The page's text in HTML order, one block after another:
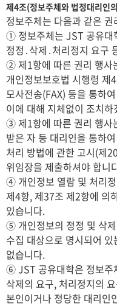
제4조(정보주체와 법정대리인
정보주체는 다음과 같은
① 정보주체는 JST 공유대
정정․삭제․처리정지 요구
② 제1항에 따른 권리 행사
개인정보보호법 시행령 제
모사전송(FAX) 등을 통하
이에 대해 지체없이 조치하
③ 제1항에 따른 권리 행사
받은 자 등 대리인을 통하
처리 방법에 관한 고시(제
위임장을 제출하셔야 합니
④ 개인정보 열람 및 처리
제4항, 제37조 제2항에 의
있습니다.
⑤ 개인정보의 정정 및 삭
수집 대상으로 명시되어
없습니다.
⑥ JST 공유대학은 정보주
삭제의 요구, 처리정지의
본인이거나 정당한 대리인